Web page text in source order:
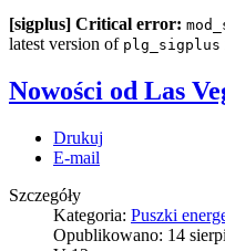
[sigplus] Critical error:
latest version of plg_sigplus
Nowości od Las
Drukuj
E-mail
Szczegóły
Kategoria: Puszki
Opublikowano: 14